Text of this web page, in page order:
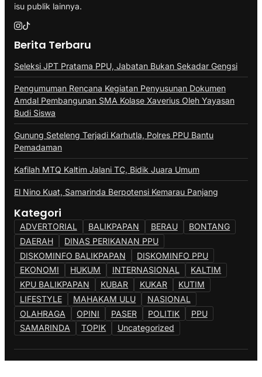
isu publik lainnya.
Berita Terbaru
Seleksi JPT Pratama PPU, Jabatan Bukan Sekadar Gengsi
Pengumuman Rencana Kegiatan Penyusunan Dokumen
Amdal Pembangunan SMA Kolase Xaverius Oleh Yayasan
Budi Siswa
Gunung Seteleng Terjadi Karhutla, Polres PPU Bantu
Pemadaman
Kafilah MTQ Kaltim Jalani TC, Bidik Juara Umum
El Nino Kuat, Samarinda Berpotensi Kemarau Panjang
Kategori
ADVERTORIAL BALIKPAPAN BERAU
BONTANG
DAERAH
DINAS PERIKANAN PPU
DISKOMINFO BALIKPAPAN
DISKOMINFO PPU
EKONOMI
HUKUM INTERNASIONAL
KALTIM
KPU BALIKPAPAN
KUBAR KUKAR
KUTIM
LIFESTYLE
MAHAKAM ULU
NASIONAL
OLAHRAGA
OPINI PASER POLITIK
PPU
SAMARINDA
TOPIK Uncategorized